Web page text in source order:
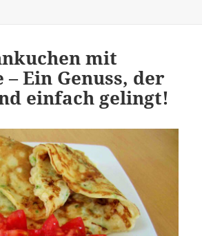
mit
Ein Genuss, der
einfach gelingt!